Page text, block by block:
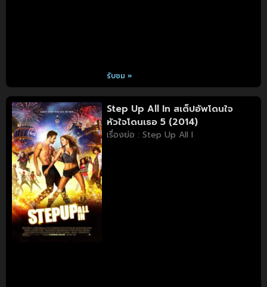
รับชม »
Step Up All In สเต็ปอัพโดนใจ
หัวใจโดนเธอ 5 (2014)
เรื่องย่อ : Step Up All I